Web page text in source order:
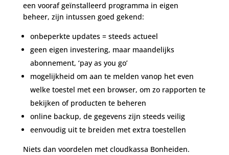
een vooraf geïnstalleerd programma in eigen
beheer, zijn intussen goed gekend:
onbeperkte updates = steeds actueel
geen eigen investering, maar maandelijks
abonnement, ‘pay as you go’
mogelijkheid om aan te melden vanop het even
welke toestel met een browser, om zo rapporten te
bekijken of producten te beheren
online backup, de gegevens zijn steeds veilig
eenvoudig uit te breiden met extra toestellen
Niets dan voordelen met cloudkassa Bonheiden.